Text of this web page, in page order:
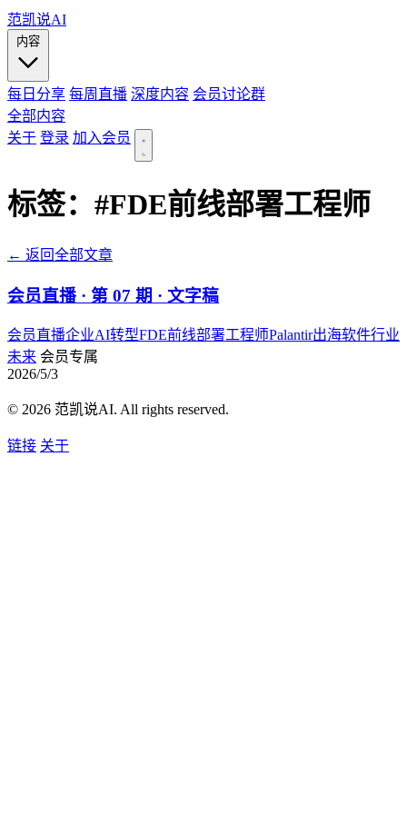
范凯说AI
每日分享 每周直播 深度内容 会员讨论群
全部内容
关于 登录 加入会员
标签： #FDE前线部署工程师
← 返回全部文章
会员直播 · 第 07 期 · 文字稿
会员直播企业AI转型FDE前线部署工程师Palantir出海软件行业
未来 会员专属
2026/5/3
© 2026 范凯说AI. All rights reserved.
链接 关于